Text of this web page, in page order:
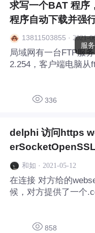
求写一个BAT 程序
程序自动下载并强
13811503855 · 2021-
局域网有一台FTP服
2.254，客户端电脑从
-20210620.exe
336
delphi 访问https
erSocketOpenSSL
和如 · 2021-05-12
在连接 对方给的
候，对方提供了一个
nSSL 访问接口啊，
858
服